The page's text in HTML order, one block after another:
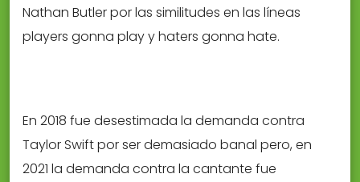
Nathan Butler por las similitudes en las líneas
players gonna play y haters gonna hate.
En 2018 fue desestimada la demanda contra
Taylor Swift por ser demasiado banal pero, en
2021 la demanda contra la cantante fue